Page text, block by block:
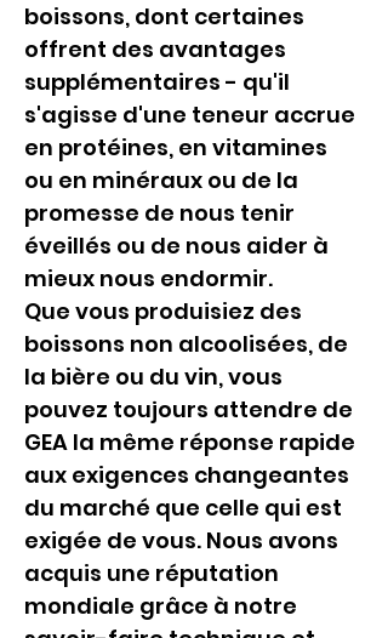
boissons, dont certaines
offrent des avantages
supplémentaires - qu'il
s'agisse d'une teneur accrue
en protéines, en vitamines
ou en minéraux ou de la
promesse de nous tenir
éveillés ou de nous aider à
mieux nous endormir.
Que vous produisiez des
boissons non alcoolisées, de
la bière ou du vin, vous
pouvez toujours attendre de
GEA la même réponse rapide
aux exigences changeantes
du marché que celle qui est
exigée de vous. Nous avons
acquis une réputation
mondiale grâce à notre